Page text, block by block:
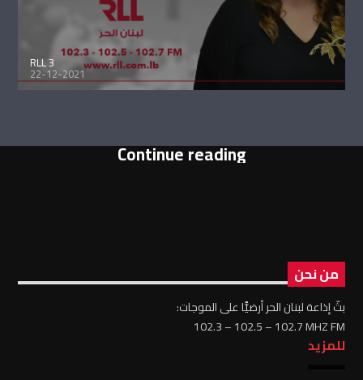
RLL 3
22-12-2021
Continue reading
من نحن
بثّ إذاعة لبنان الحر أرضيًّا على الموجات:
102.3 – 102.5 – 102.7 MHZ FM
للمزيد